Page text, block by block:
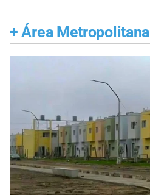
+ Área Metropolitana